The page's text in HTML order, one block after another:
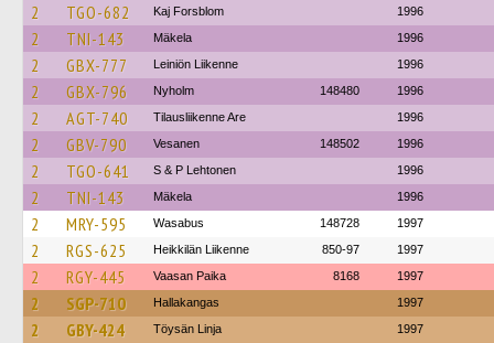
2 TGO-682 Kaj Forsblom 1996
2 TNI-143 Mäkela 1996
2 GBX-777 Leiniön Liikenne 1996
2 GBX-796 Nyholm 148480 1996
2 AGT-740 Tilausliikenne Are 1996
2 GBV-790 Vesanen 148502 1996
2 TGO-641 S & P Lehtonen 1996
2 TNI-143 Mäkela 1996
2 MRY-595 Wasabus 148728 1997
2 RGS-625 Heikkilän Liikenne 850-97 1997
2 RGY-445 Vaasan Paika 8168 1997
2 SGP-710 Hallakangas 1997
2 GBY-424 Töysän Linja 1997